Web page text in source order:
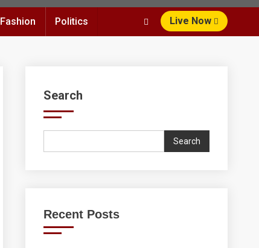
Fashion Politics Live Now
Search
Search
Recent Posts